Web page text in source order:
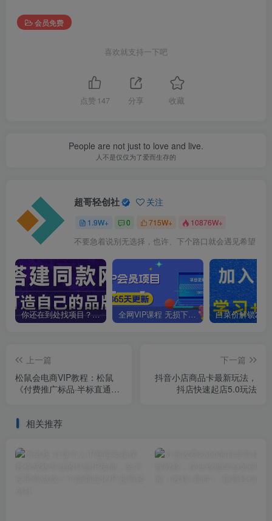
会员免费
喜欢就支持一下吧
点赞 147 分享 收藏
People are not just to love and live.
人不是仅仅为了爱而生存的
超哥轻创社 关注
1.9W+ 0 715W+ 10876W+
不要急着说别无选择，也许、下个路口就会遇见希望
你还在到处找项目？还在当韭菜？我靠卖项目一个月收入5万+，曾经我也是个失败者。 全网VIP课程 无损下载~
上一篇
松鼠会电商VIP教程：松鼠
《付费推广标品·半标直通车
下一篇
抖音小店商品卡最新玩法，
抖店快速起店5.0玩法
相关推荐